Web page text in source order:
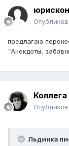
предлагаю
"Анекдоты,
Коллега
Льдинка